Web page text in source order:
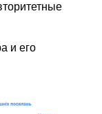
и его